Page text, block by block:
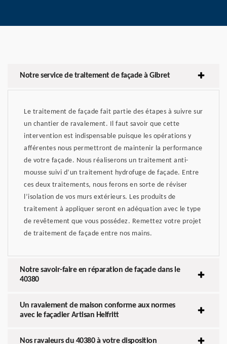
Notre service de traitement de façade à Gibret
Le traitement de façade fait partie des étapes à suivre sur
un chantier de ravalement. Il faut savoir que cette
intervention est indispensable puisque les opérations y
afférentes nous permettront de maintenir la performance
de votre façade. Nous réaliserons un traitement anti-
mousse suivi d’un traitement hydrofuge de façade. Entre
ces deux traitements, nous ferons en sorte de réviser
l’isolation de vos murs extérieurs. Les produits de
traitement à appliquer seront en adéquation avec le type
de revêtement que vous possédez. Remettez votre projet
de traitement de façade entre nos mains.
Notre savoir-faire en réparation de façade dans le
40380
Un ravalement de maison conforme aux normes
avec le façadier Artisan Helfritt
Nos ravaleurs du 40380 à votre disposition